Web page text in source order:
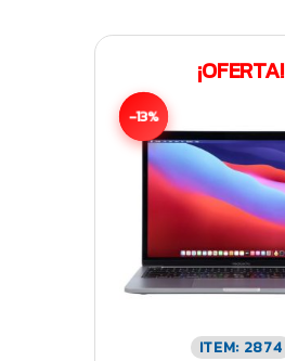
¡OFERTA!
-13%
ITEM: 2874